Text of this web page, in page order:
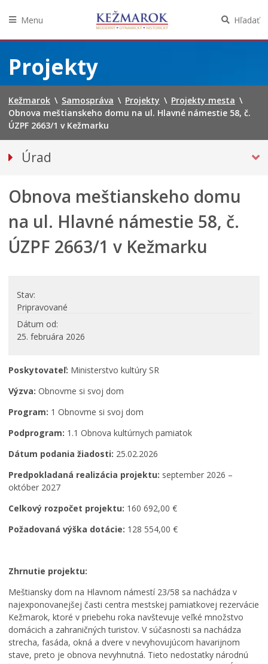
obsah
Menu Hľadať
Projekty
Kežmarok \ Samospráva \ Projekty \ Projekty mesta \
Obnova meštianskeho domu na ul. Hlavné námestie 58, č.
ÚZPF 2663/1 v Kežmarku
Úrad
Prednosta
Sekcie úradu
Životné situácie
Projekty mesta
Interreg V-A Poľsko – Slovensko 2014-2020
Integrovaný regionálny operačný program 2014 – 2020
Operačný program ľudské zdroje
Prešovský samosprávny kraj – dotácie
2020
Program Interreg Poľsko – Slovensko 2021 – 2027
Program Slovensko 2021 – 2027
Program rozvoja vidieka SR 2014-2022
Oznamovanie podozrení z podvodov
Zamestnanie v samospráve
Obnova meštianskeho domu
na ul. Hlavné námestie 58, č.
ÚZPF 2663/1 v Kežmarku
Stav
Pripravované
Dátum od
25. februára 2026
Poskytovateľ: Ministerstvo kultúry SR
Výzva: Obnovme si svoj dom
Program: 1 Obnovme si svoj dom
Podprogram: 1.1 Obnova kultúrnych pamiatok
Dátum podania žiadosti: 25.02.2026
Predpokladaná realizácia projektu: september 2026 –
október 2027
Celkový rozpočet projektu: 160 692,00 €
Požadovaná výška dotácie: 128 554,00 €
Zhrnutie projektu:
Meštiansky dom na Hlavnom námestí 23/58 sa nachádza v
najexponovanejšej časti centra mestskej pamiatkovej rezervácie
Kežmarok, ktoré v priebehu roka navštevuje veľké množstvo
domácich a zahraničných turistov. V súčasnosti sa nachádza
strecha, fasáda, okná a dvere v nevyhovujúcom havarijnom
stave, preto je obnova nevyhnutná. Tieto nedostatky národnú